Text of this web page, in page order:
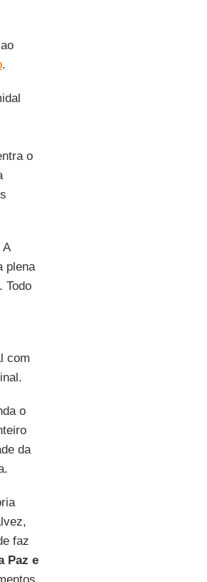
.
o
plena
Todo
com
o
da
faz
Paz e